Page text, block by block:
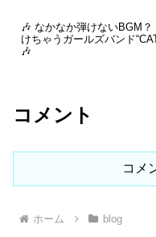
🎶 なかなか弾けないBGM
けちゃうガールズバンド
🎶
コメント
コメ
ホーム blog